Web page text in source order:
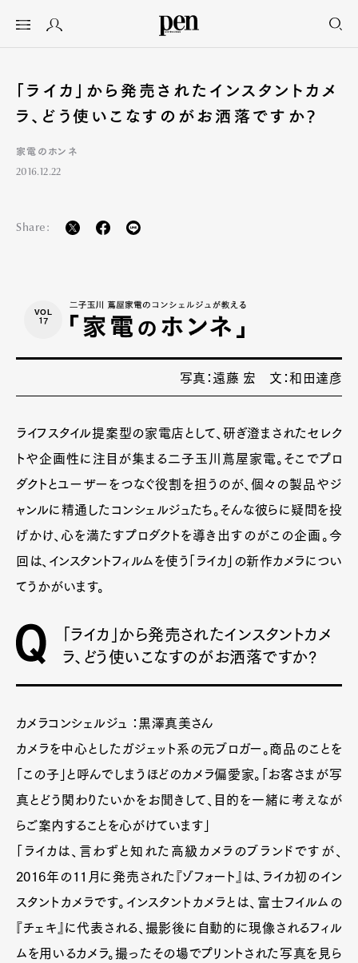
「ライカ」から発売されたインスタントカメ
ラ、どう使いこなすのがお洒落ですか?
家電のホンネ
2016.12.22
Share:
VOL
17
写真：遠藤 宏 文：和田達彦
ライフスタイル提案型の家電店として、研ぎ澄まされたセレク
トや企画性に注目が集まる二子玉川蔦屋家電。そこでプロ
ダクトとユーザーをつなぐ役割を担うのが、個々の製品やジ
ャンルに精通したコンシェルジュたち。そんな彼らに疑問を投
げかけ、心を満たすプロダクトを導き出すのがこの企画。今
回は、インスタントフィルムを使う「ライカ」の新作カメラについ
てうかがいます。
「ライカ」から発売されたインスタントカメ
ラ、どう使いこなすのがお洒落ですか?
カメラコンシェルジュ ：黒澤真美さん
カメラを中心としたガジェット系の元ブロガー。商品のことを
「この子」と呼んでしまうほどのカメラ偏愛家。「お客さまが写
真とどう関わりたいかをお聞きして、目的を一緒に考えなが
らご案内することを心がけています」
「ライカは、言わずと知れた高級カメラのブランドですが、
2016年の11月に発売された『ゾフォート』は、ライカ初のイン
スタントカメラです。インスタントカメラとは、富士フイルムの
『チェキ』に代表される、撮影後に自動的に現像されるフィル
ムを用いるカメラ。撮ったその場でプリントされた写真を見ら